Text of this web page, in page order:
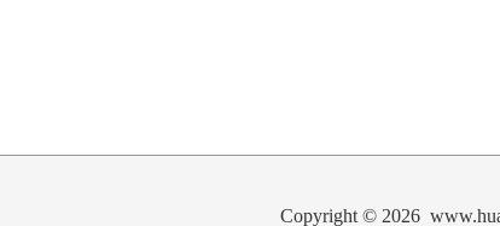
Copyright © 2026